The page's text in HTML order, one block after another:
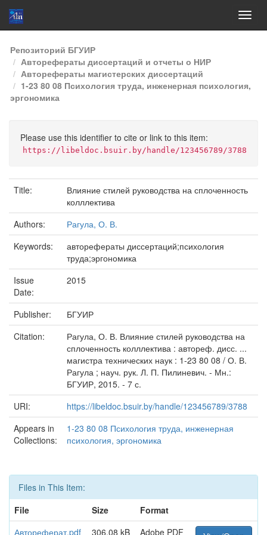
Skip
navigation
Репозиторий БГУИР
Авторефераты диссертаций и отчеты о НИР
Авторефераты магистерских диссертаций
1-23 80 08 Психология труда, инженерная психология,
эргономика
Please use this identifier to cite or link to this item:
https://libeldoc.bsuir.by/handle/123456789/3788
Title:
Влияние стилей руководства на сплоченность
колллектива
Authors:
Рагула, О. В.
Keywords:
авторефераты диссертаций;психология
труда;эргономика
Issue
Date:
2015
Publisher:
БГУИР
Citation:
Рагула, О. В. Влияние стилей руководства на
сплоченность колллектива : автореф. дисс. ...
магистра технических наук : 1-23 80 08 / О. В.
Рагула ; науч. рук. Л. П. Пилиневич. - Мн.:
БГУИР, 2015. - 7 с.
URI:
https://libeldoc.bsuir.by/handle/123456789/3788
Appears in
Collections:
1-23 80 08 Психология труда, инженерная
психология, эргономика
Files in This Item:
File
Size
Format
Автореферат.pdf
306.08 kB Adobe PDF